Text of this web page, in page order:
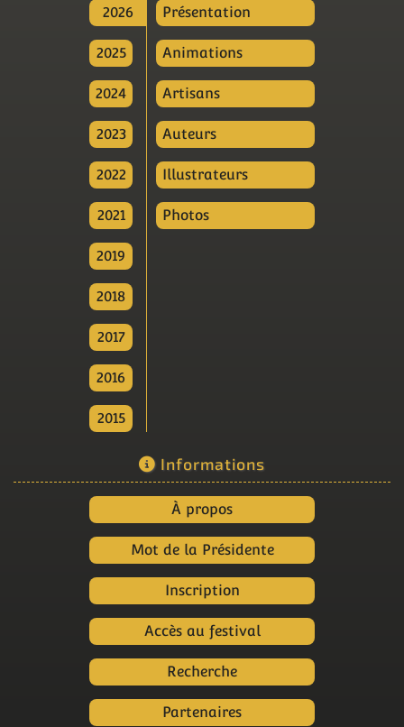
2026
2025
2024
2023
2022
2021
2019
2018
2017
2016
2015
Présentation
Animations
Artisans
Auteurs
Illustrateurs
Photos
Informations
À propos
Mot de la Présidente
Inscription
Accès au festival
Recherche
Partenaires